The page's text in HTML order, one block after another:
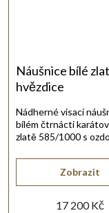
Náušnice bílé
hvězdice
17 200 Kč
Zobrazit
Nádherné visací
bílém čtrnácti
zlatě 585/1000 s